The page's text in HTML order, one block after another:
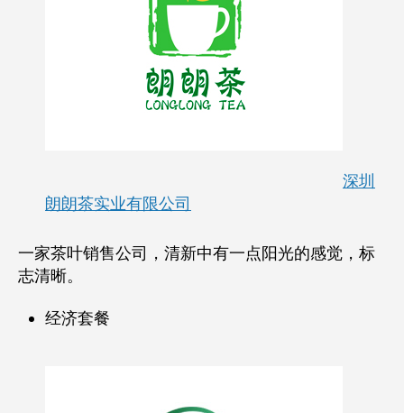
深圳
朗朗茶实业有限公司
一家茶叶销售公司，清新中有一点阳光的感觉，标
志清晰。
经济套餐